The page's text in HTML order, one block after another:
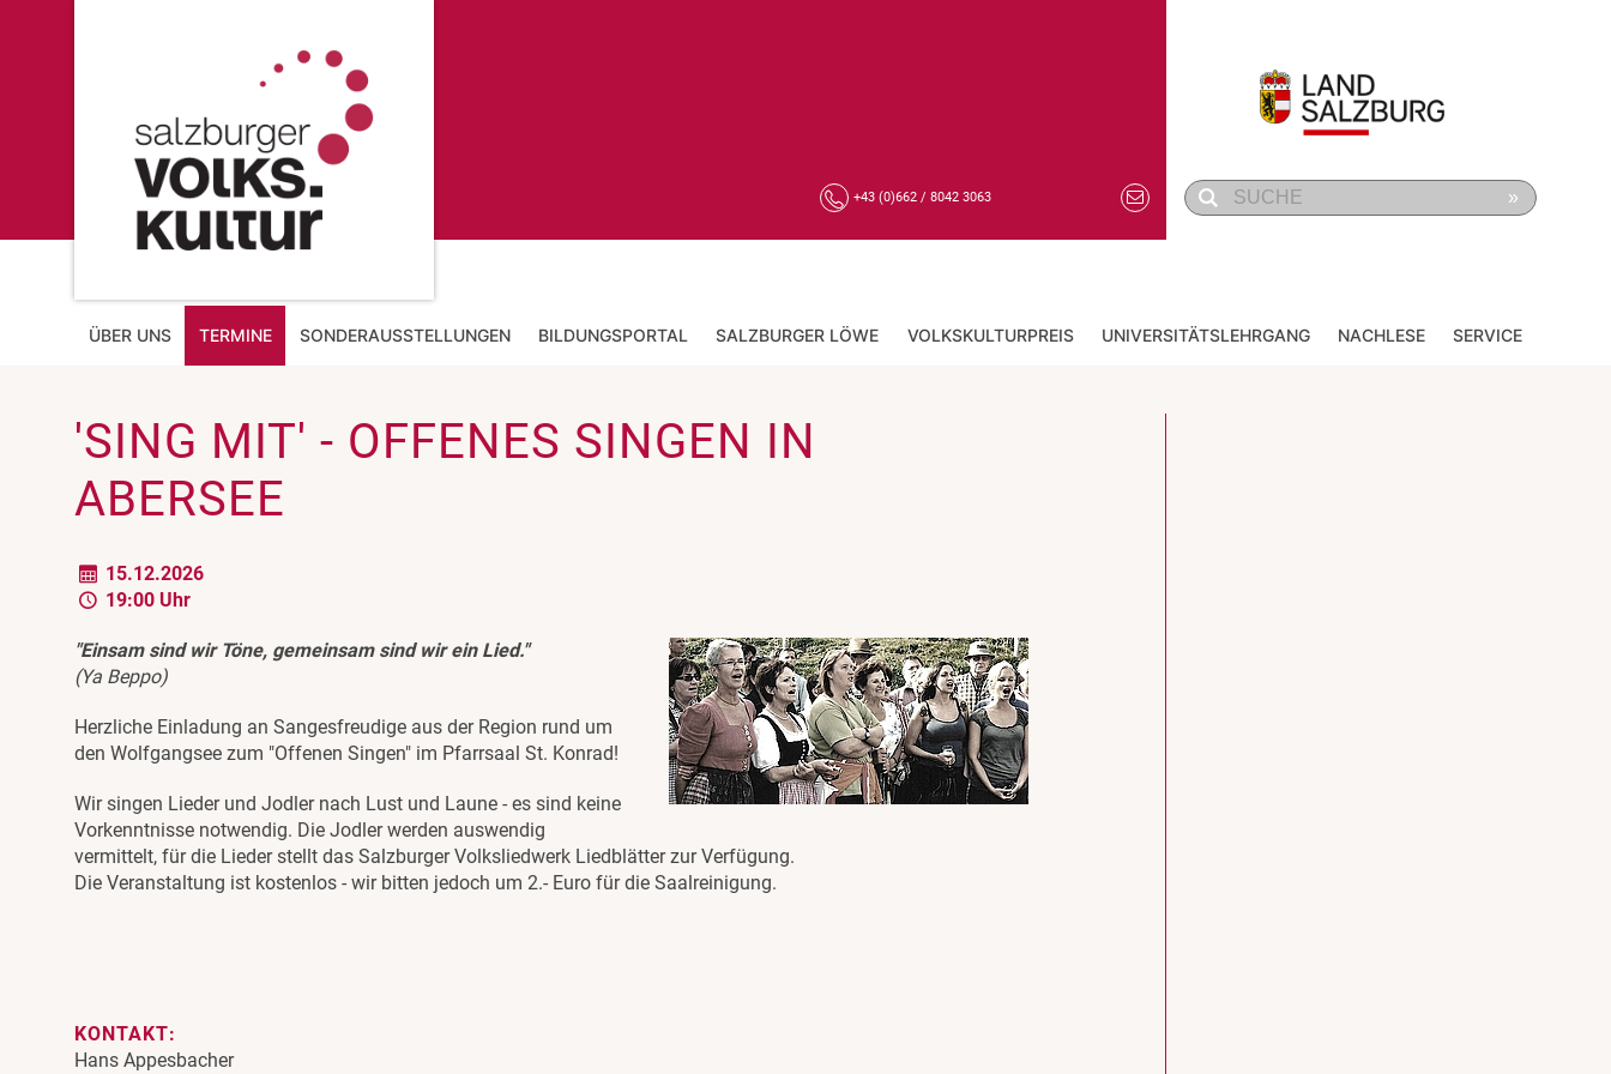
+43 (0)662 / 8042 3063 »
ÜBER UNS TERMINE SONDERAUSSTELLUNGEN BILDUNGSPORTAL SALZBURGER LÖWE VOLKSKULTURPREIS UNIVERSITÄTSLEHRGANG NACHLESE SERVICE
'SING MIT' - OFFENES SINGEN IN
ABERSEE
15.12.2026
19:00 Uhr
"Einsam sind wir Töne, gemeinsam sind wir ein Lied."
(Ya Beppo)
Herzliche Einladung an Sangesfreudige aus der Region rund um
den Wolfgangsee zum "Offenen Singen" im Pfarrsaal St. Konrad!
Wir singen Lieder und Jodler nach Lust und Laune - es sind keine
Vorkenntnisse notwendig. Die Jodler werden auswendig
vermittelt, für die Lieder stellt das Salzburger Volksliedwerk Liedblätter zur Verfügung.
Die Veranstaltung ist kostenlos - wir bitten jedoch um 2.- Euro für die Saalreinigung.
KONTAKT:
Hans Appesbacher